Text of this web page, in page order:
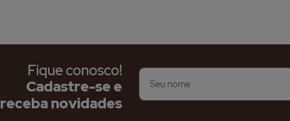
Fique conosco!
Cadastre-se e
receba novidades